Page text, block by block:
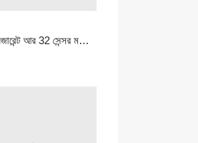
জেডআরটি 510 রেফ্রিজারেন্ট আর 32 সেন্সর মডিউল-উচ্চ-পারফরম্যান্স এনডিআইআর রেফ্রিজারেন্ট সেন্সর